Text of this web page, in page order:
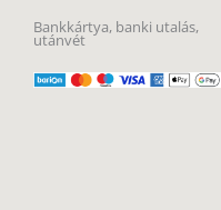
Bankkártya, banki utalás,
utánvét